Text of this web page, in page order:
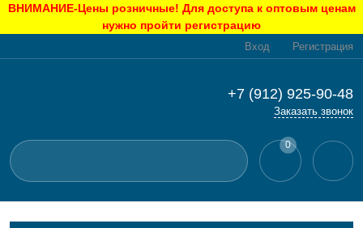
ВНИМАНИЕ-Цены розничные! Для доступа к оптовым ценам
нужно пройти регистрацию
Вход Регистрация
+7 (912) 925-90-48
Заказать звонок
0